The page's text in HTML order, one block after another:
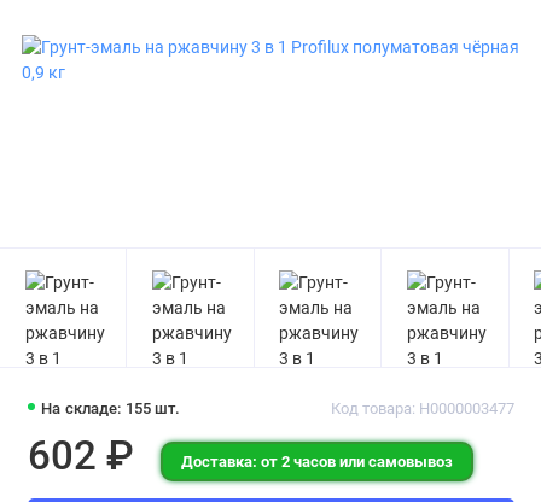
На складе: 155 шт. Код товара: Н0000003477
602 ₽ Доставка: от 2 часов или самовывоз